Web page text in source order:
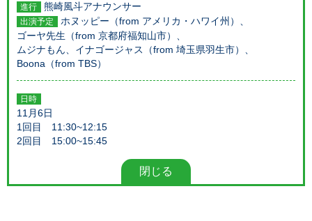
進行 熊崎風斗アナウンサー
出演予定
ホヌッピー（from アメリカ・ハワイ州）、
ゴーヤ先生（from 京都府福知山市）、
ムジナもん、イナゴージャス（from 埼玉県羽生市）、
Boona（from TBS）
日時
11月6日
1回目 11:30~12:15
2回目 15:00~15:45
閉じる